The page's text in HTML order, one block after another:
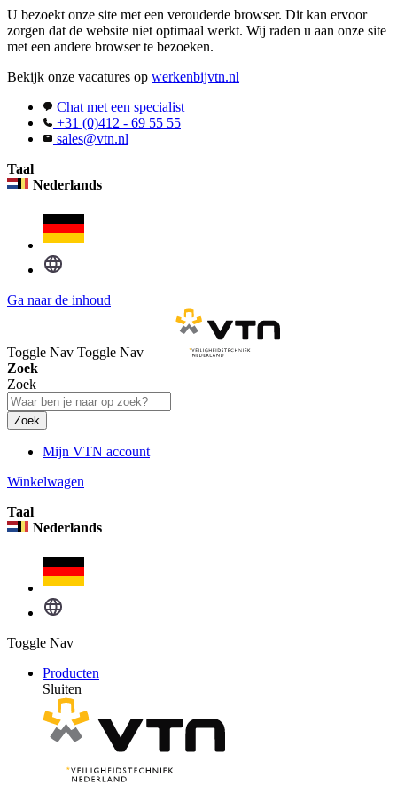
U bezoekt onze site met een verouderde browser. Dit kan ervoor
zorgen dat de website niet optimaal werkt. Wij raden u aan onze site
met een andere browser te bezoeken.
Bekijk onze vacatures op werkenbijvtn.nl
Chat met een specialist
+31 (0)412 - 69 55 55
sales@vtn.nl
Taal
Nederlands
Ga naar de inhoud
Toggle Nav Toggle Nav
Zoek
Zoek
Zoek
Mijn VTN account
Winkelwagen
Taal
Nederlands
Toggle Nav
Producten
Sluiten